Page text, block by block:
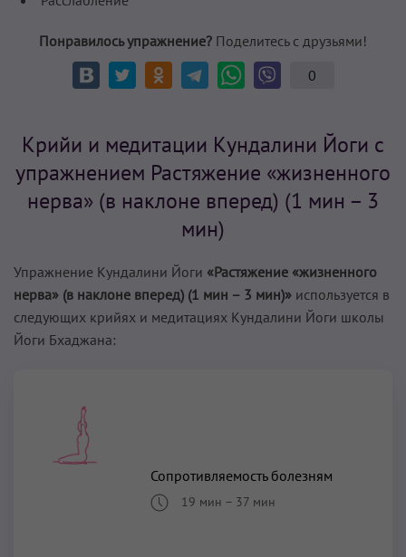
Понравилось упражнение? Поделитесь с друзьями!
0
Крийи и медитации Кундалини Йоги с
упражнением Растяжение «жизненного
нерва» (в наклоне вперед) (1 мин – 3
мин)
Упражнение Кундалини Йоги «Растяжение «жизненного
нерва» (в наклоне вперед) (1 мин – 3 мин)» используется в
следующих крийях и медитациях Кундалини Йоги школы
Йоги Бхаджана:
Сопротивляемость болезням
19 мин – 37 мин